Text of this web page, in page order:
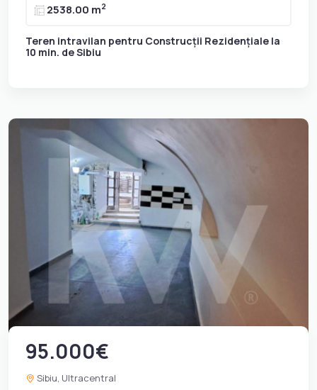
2538.00 m2
Teren intravilan pentru Construcții Rezidențiale la
10 min. de Sibiu
95.000€
Sibiu, Ultracentral